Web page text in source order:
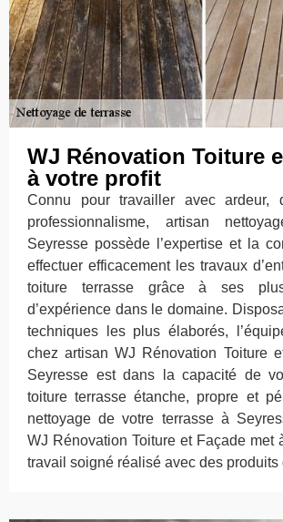
WJ Rénovation Toiture
à votre profit
Connu pour travailler avec ardeur,
professionnalisme, artisan
Seyresse possède l’expertise et la
effectuer efficacement les travaux
toiture terrasse grâce à ses
d’expérience dans le domaine.
techniques les plus élaborés,
chez artisan WJ Rénovation Toiture
Seyresse est dans la capacité de
toiture terrasse étanche, propre et
nettoyage de votre terrasse à
WJ Rénovation Toiture et Façade met
travail soigné réalisé avec des produits